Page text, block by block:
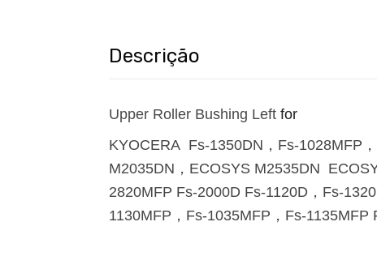
Descrição
Upper Roller Bushing Left for
KYOCERA Fs-1350DN，Fs-1028MFP
M2035DN，ECOSYS M2535DN
2820MFP Fs-2000D Fs-1120D，Fs-
1130MFP，Fs-1035MFP，Fs-1135MFP